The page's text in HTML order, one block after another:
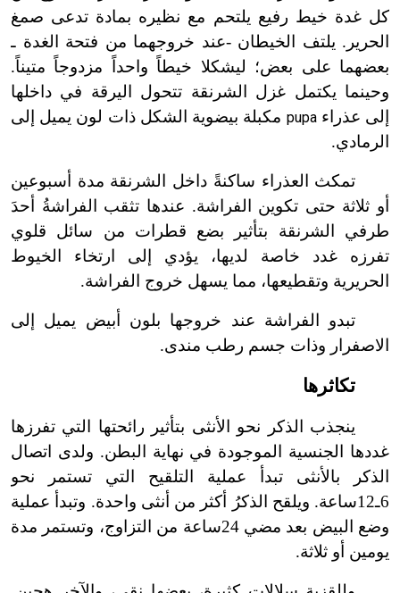
كل غدة خيط رفيع يلتحم مع نظيره بمادة تدعى صمغ
الحرير. يلتف الخيطان -عند خروجهما من فتحة الغدة ـ
بعضهما على بعض؛ ليشكلا خيطاً واحداً مزدوجاً متيناً.
وحينما يكتمل غزل الشرنقة تتحول اليرقة في داخلها
إلى عذراءpupa مكبلة بيضوية الشكل ذات لون يميل إلى
الرمادي.
تمكث العذراء ساكنةً داخل الشرنقة مدة أسبوعين
أو ثلاثة حتى تكوين الفراشة. عندها تثقب الفراشةُ أحدَ
طرفي الشرنقة بتأثير بضع قطرات من سائل قلوي
تفرزه غدد خاصة لديها، يؤدي إلى ارتخاء الخيوط
الحريرية وتقطيعها، مما يسهل خروج الفراشة.
تبدو الفراشة عند خروجها بلون أبيض يميل إلى
الاصفرار وذات جسم رطب مندى.
تكاثرها
ينجذب الذكر نحو الأنثى بتأثير رائحتها التي تفرزها
غددها الجنسية الموجودة في نهاية البطن. ولدى اتصال
الذكر بالأنثى تبدأ عملية التلقيح التي تستمر نحو
6ـ
12ساعة. ويلقح الذكرُ أكثر من أنثى واحدة. وتبدأ عملية
وضع البيض بعد مضي 24ساعة من التزاوج، وتستمر مدة
يومين أو ثلاثة.